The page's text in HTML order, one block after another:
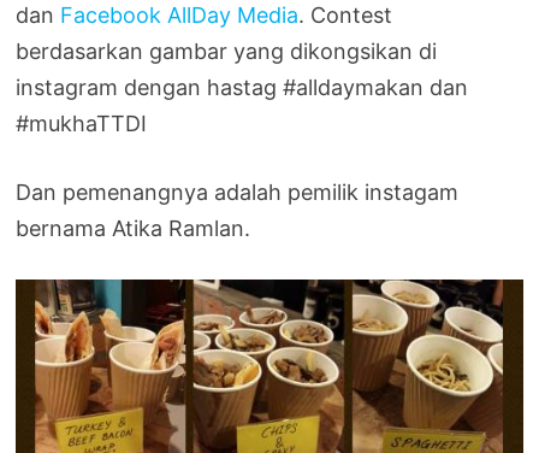
dan Facebook AllDay Media. Contest
berdasarkan gambar yang dikongsikan di
instagram dengan hastag #alldaymakan dan
#mukhaTTDI
Dan pemenangnya adalah pemilik instagam
bernama Atika Ramlan.